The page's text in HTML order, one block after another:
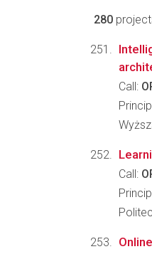
280
Call:
Call: